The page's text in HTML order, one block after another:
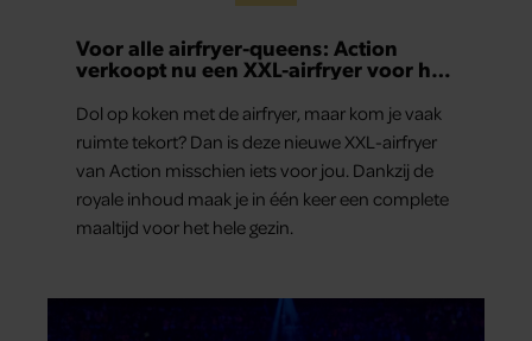
Voor alle airfryer-queens: Action
verkoopt nu een XXL-airfryer voor het
hele gezin – en die is verrassend
betaalbaar
Dol op koken met de airfryer, maar kom je vaak
ruimte tekort? Dan is deze nieuwe XXL-airfryer
van Action misschien iets voor jou. Dankzij de
royale inhoud maak je in één keer een complete
maaltijd voor het hele gezin.